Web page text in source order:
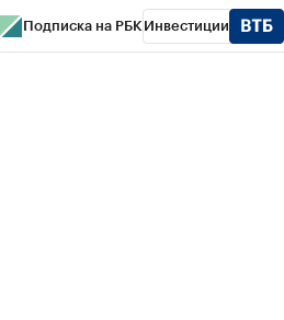
Подписка на РБК Инвестиции